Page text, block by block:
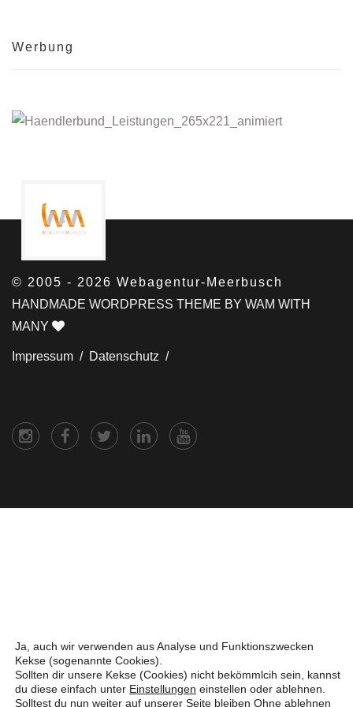
Werbung
© 2005 - 2026 Webagentur-Meerbusch
HANDMADE WORDPRESS THEME BY WAM WITH
MANY
Impressum / Datenschutz /
Ja, auch wir verwenden aus Analyse und Funktionszwecken
Kekse (sogenannte Cookies).
Sollten dir unsere Kekse (Cookies) nicht bekömmlcih sein, kannst
du diese einfach unter Einstellungen einstellen oder ablehnen.
Solltest du nun weiter auf unserer Seite bleiben Ohne ablehnen